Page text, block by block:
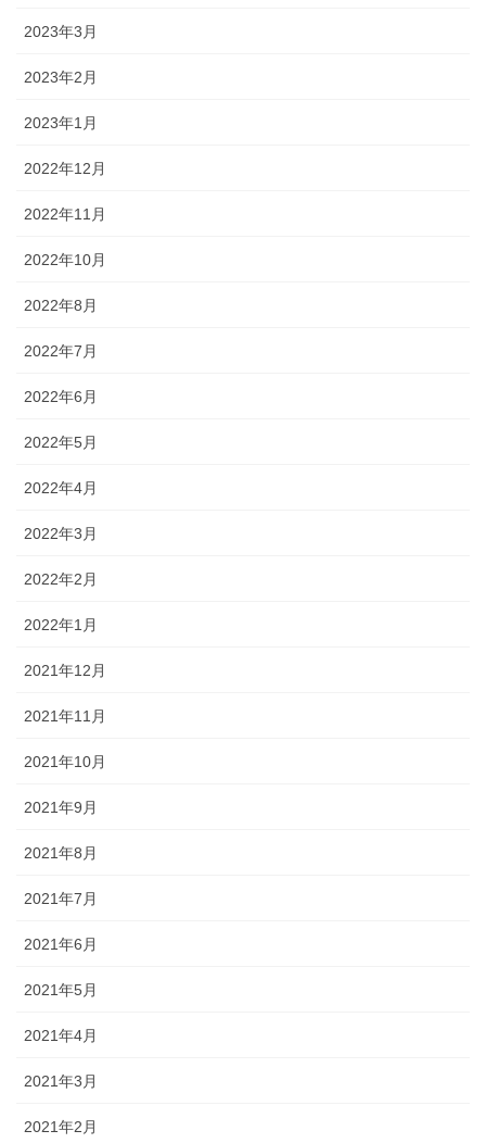
2023年3月
2023年2月
2023年1月
2022年12月
2022年11月
2022年10月
2022年8月
2022年7月
2022年6月
2022年5月
2022年4月
2022年3月
2022年2月
2022年1月
2021年12月
2021年11月
2021年10月
2021年9月
2021年8月
2021年7月
2021年6月
2021年5月
2021年4月
2021年3月
2021年2月